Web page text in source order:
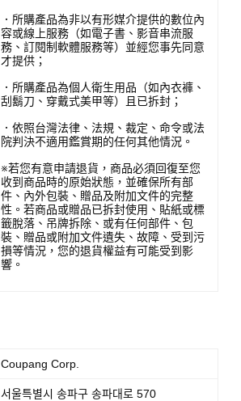
．所購產品為非以有形媒介提供的數位內
容或線上服務（如電子書、影音串流服
務、訂閱制軟體服務等）並經您事先同意
才提供；
．所購產品為個人衛生用品（如內衣褲、
刮鬍刀、穿戴式美甲等）且已拆封；
．依照台灣法律、法規、裁定、命令或法
院判決不適用鑑賞期的任何其他情況。
※若您有意申請退貨，商品必須回復至您
收到商品時的原始狀態，並確保所有部
件、內外包裝、贈品及附加文件的完整
性。若商品或贈品已拆封使用、貼紙或標
籤脫落、吊牌拆除、或有任何部件、包
裝、贈品或附加文件遺失、故障、受到污
損等情況，您的退貨權益有可能受到影
響。
Coupang Corp.
서울특별시 송파구 송파대로 570